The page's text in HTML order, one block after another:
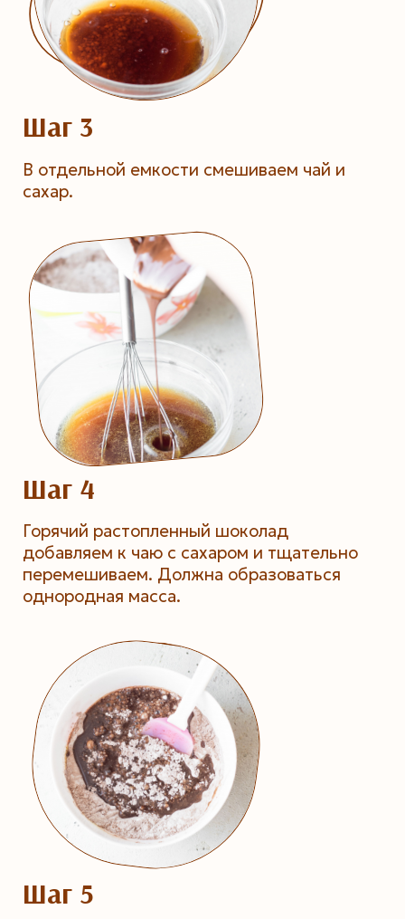
Шаг 3
В отдельной емкости смешиваем чай и
сахар.
Шаг 4
Горячий растопленный шоколад
добавляем к чаю с сахаром и тщательно
перемешиваем. Должна образоваться
однородная масса.
Шаг 5